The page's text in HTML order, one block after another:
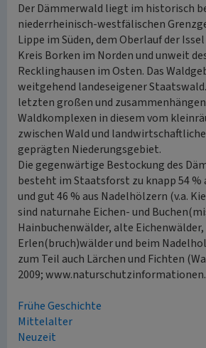
Der Dämmerwald liegt im historisch
niederrheinisch-westfälischen
Lippe im Süden, dem Oberlauf der
Kreis Borken im Norden und unweit
Recklinghausen im Osten. Das
weitgehend landeseigener
letzten großen und
Waldkomplexen in diesem vom
zwischen Wald und
geprägten Niederungsgebiet.
Die gegenwärtige Bestockung des
besteht im Staatsforst zu knapp 54 %
und gut 46 % aus Nadelhölzern (v.a.
sind naturnahe Eichen- und
Hainbuchenwälder, alte Eichenwälder,
Erlen(bruch)wälder und beim
zum Teil auch Lärchen und Fichten
2009;
Frühe Geschichte
Mittelalter
Neuzeit